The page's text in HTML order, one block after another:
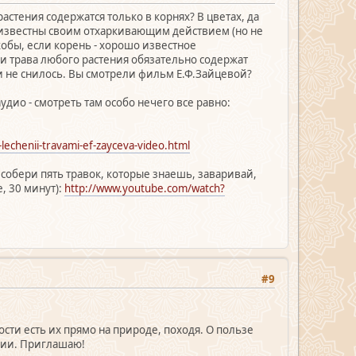
содержатся только в корнях? В цветах, да
своим отхаркивающим действием (но не
если корень - хорошо известное
трава любого растения обязательно содержат
не снилось. Вы смотрели фильм Е.Ф.Зайцевой?
- смотреть там особо нечего все равно:
travami-ef-zayceva-video.html
пять травок, которые знаешь, заваривай,
30 минут): http://www.youtube.com/watch?
#9
есть их прямо на природе, походя. О пользе
Приглашаю!